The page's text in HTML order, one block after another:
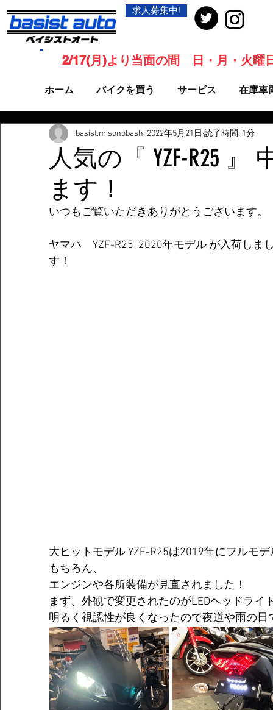
求人募集中!
ホーム バイクを買う サービス 在庫車
2/17(月)より当面の間 日・月・火曜
人気の『 YZF-R25
ます！
basist.misonobashi 2022年5月21日 読了時間: 1分
いつもご覧いただきありがとうございます。
ヤマハ　YZF-R25  2020年モデル が入荷しま
す！
大ヒットモデル YZF-R25は2019年にフルモ
もちろん、
エンジンや各所装備が見直されました！
まず、外観で変更されたのがLEDヘッドライ
明るく視認性が良くなったので夜道や雨の